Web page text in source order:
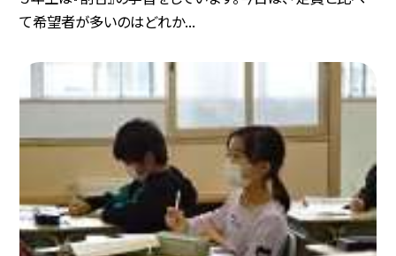
て希望者が多いのはどれか...